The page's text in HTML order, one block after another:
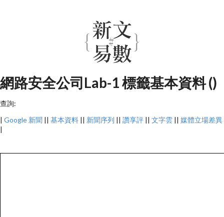
網路安全公司Lab-1 標籤基本資料 ()
查詢:
| Google 新聞 || 基本資料 || 新聞序列 || 讚享評 || 文字雲 || 媒體立場差異
|